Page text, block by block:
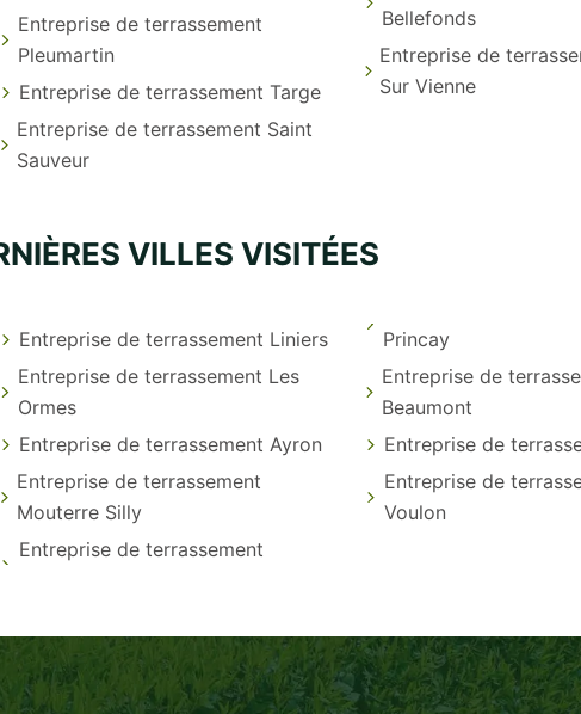
Entreprise de terrassement
Pleumartin
Entreprise de terrassement Targe
Entreprise de terrassement Saint
Sauveur
Bellefonds
Entreprise de
Sur Vienne
VILLES VISITÉES
Entreprise de terrassement Liniers
Entreprise de terrassement Les
Ormes
Entreprise de terrassement Ayron
Entreprise de terrassement
Mouterre Silly
Entreprise de terrassement
Princay
Entreprise de
Beaumont
Entreprise de
Entreprise de
Voulon